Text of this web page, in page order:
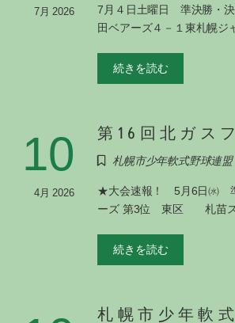
7月 2026
7月４日土曜日 準決勝・
田ベアーズ４－１東札幌
続きを読む
10
4月 2026
第16回北ガス
札幌市少年軟式野球連盟
★大会速報！ 5月6日㈬
ーズ 第3位 東区 札苗ス
続きを読む
札幌市少年軟